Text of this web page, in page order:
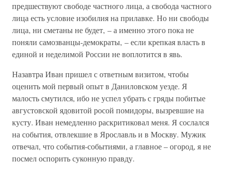
предшествуют свободе частного лица, а свобода частного
лица есть условие изобилия на прилавке. Но ни свободы
лица, ни сметаны не будет, – а именно этого пока не
поняли самозванцы-демократы, – если крепкая власть в
единой и неделимой России не воплотится в явь.
Назавтра Иван пришел с ответным визитом, чтобы
оценить мой первый опыт в Даниловском уезде. Я
малость смутился, ибо не успел убрать с гряды побитые
августовской ядовитой росой помидоры, вызревшие на
кусту. Иван немедленно раскритиковал меня. Я сослался
на события, отвлекшие в Ярославль и в Москву. Мужик
отвечал, что события-событиями, а главное – огород, я не
посмел оспорить суконную правду.